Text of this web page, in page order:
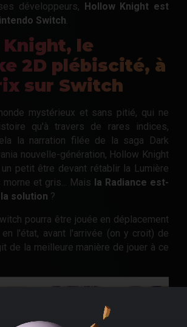
développeurs, Hollow Knight est
Switch.
le
2D plébiscité, à
sur Switch
mystérieux et sans pitié, qui ne
qu'à travers de rares indices,
la narration filée de la saga Dark
nouvelle-génération, Hollow Knight
petit être devant rétablir la Lumière
morne et gris... Mais la Radiance est-
solution ?
pourra être jouée en déplacement
l'état, avant l'arrivée (on y croit) de
de la meilleure manière de jouer à ce